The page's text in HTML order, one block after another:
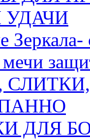
ДЛЯ